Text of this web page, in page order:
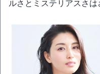
ルさとミステリアスさは